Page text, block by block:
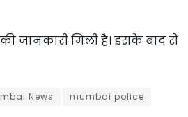
जानकारी मिली है। इसके बाद से
News mumbai police